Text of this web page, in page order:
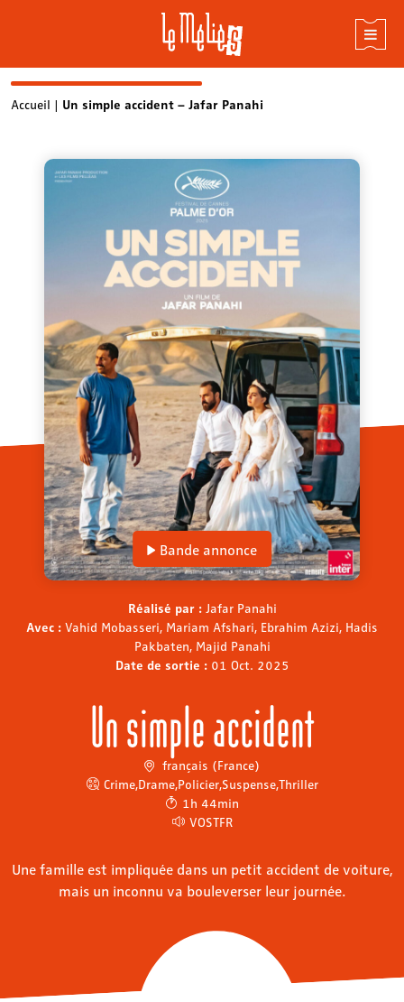
SkipAccueil | Un simple accident – Jafar Panahi
Bande annonce
Réalisé par : Jafar Panahi
Avec : Vahid Mobasseri, Mariam Afshari, Ebrahim Azizi, Hadis
Pakbaten, Majid Panahi
Date de sortie : 01 Oct. 2025
Un simple accident
français (France)
Crime,Drame,Policier,Suspense,Thriller
1h 44min
VOSTFR
Une famille est impliquée dans un petit accident de voiture,
mais un inconnu va bouleverser leur journée.